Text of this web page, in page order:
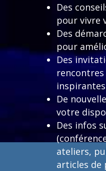
Des
pour vivre
Des
pour
Des
inspirantes
De
votre
Des infos
ateliers,
articles de